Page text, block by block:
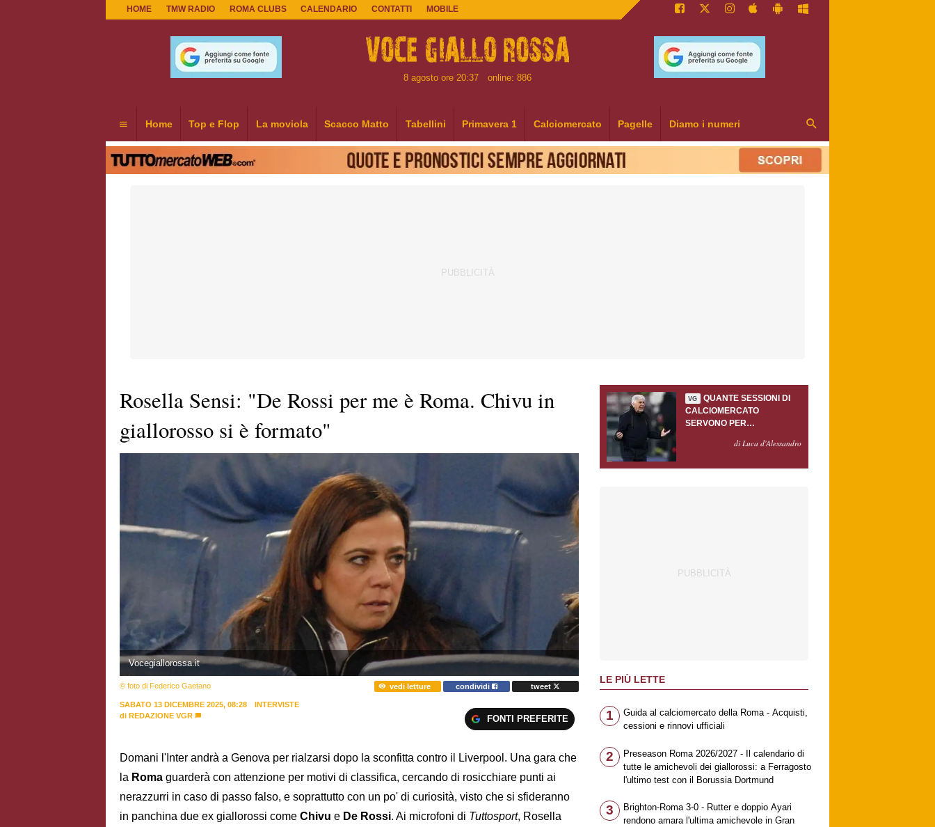
HOME TMW RADIO ROMA CLUBS CALENDARIO CONTATTI MOBILE
8 agosto ore 20:37 online: 886
Home Top e Flop La moviola Scacco Matto Tabellini Primavera 1 Calciomercato Pagelle Diamo i numeri
Rosella Sensi: "De Rossi per me è Roma. Chivu in
giallorosso si è formato"
Vocegiallorossa.it
© foto di Federico Gaetano vedi letture condividi tweet
SABATO 13 DICEMBRE 2025, 08:28
INTERVISTE
di REDAZIONE VGR FONTI PREFERITE
Domani l'Inter andrà a Genova per rialzarsi dopo la sconfitta contro il Liverpool. Una gara che
la Roma guarderà con attenzione per motivi di classifica, cercando di rosicchiare punti ai
nerazzurri in caso di passo falso, e soprattutto con un po' di curiosità, visto che si sfideranno
in panchina due ex giallorossi come Chivu e De Rossi. Ai microfoni di Tuttosport, Rosella
VG
QUANTE SESSIONI DI
CALCIOMERCATO
SERVONO PER
GASPERINI?di Luca d'Alessandro
LE PIÙ LETTE
1
Guida al calciomercato della Roma - Acquisti,
cessioni e rinnovi ufficiali
2
Preseason Roma 2026/2027 - Il calendario di
tutte le amichevoli dei giallorossi: a Ferragosto
l'ultimo test con il Borussia Dortmund
3
Brighton-Roma 3-0 - Rutter e doppio Ayari
rendono amara l'ultima amichevole in Gran